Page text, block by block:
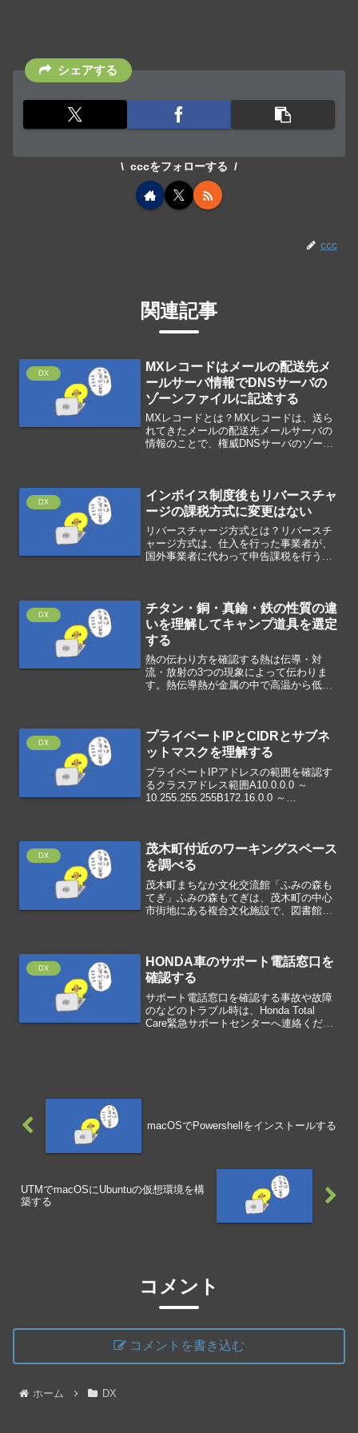
シェアする
cccをフォローする
ccc
関連記事
DX
MXレコードはメールの配送先メ
ールサーバ情報でDNSサーバの
ゾーンファイルに記述する
MXレコードとは？MXレコードは、送ら
れてきたメールの配送先メールサーバの
情報のことで、権威DNSサーバのゾーン
バ]...
DX
インボイス制度後もリバースチャ
ージの課税方式に変更はない
リバースチャージ方式とは？リバースチ
ャージ方式は、仕入を行った事業者が、
国外事業者に代わって申告課税を行う方
ャージの対象であることを...
DX
チタン・銅・真鍮・鉄の性質の違
いを理解してキャンプ道具を選定
する
熱の伝わり方を確認する熱は伝導・対
流・放射の3つの現象によって伝わりま
す。熱伝導熱が金属の中で高温から低温
る現象のことです。温度が...
DX
プライベートIPとCIDRとサブネ
ットマスクを理解する
プライベートIPアドレスの範囲を確認す
るクラスアドレス範囲A10.0.0.0 ～
10.255.255.255B172.16.0.0 ～
DX
茂木町付近のワーキングスペース
を調べる
茂木町まちなか文化交流館「ふみの森も
てぎ」ふみの森もてぎは、茂木町の中心
市街地にある複合文化施設で、図書館を
に包まれた居心地の良い空...
DX
HONDA車のサポート電話窓口を
確認する
サポート電話窓口を確認する事故や故障
のなどのトラブル時は、Honda Total
Care緊急サポートセンターへ連絡くださ
macOSでPowershellをインストールする
UTMでmacOSにUbuntuの仮想環境を構
築する
コメント
コメントを書き込む
ホーム DX